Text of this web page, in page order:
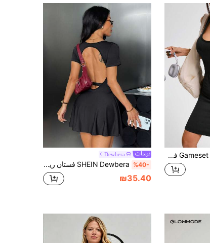
Gameset SHEIN Sport فستان رياضي مُحكم بياقة مربعة بدون أكمام ذو لون أحادي، فستان ضيق Dewbera
%40- SHEIN Dewbera فستان رياضي نسائي قطعة واحدة محبوك بدون خياطة بلون موحد، تصميم بدون ظهر، قماش صديق للبشرة، تنحيف وتشكيل، مناسب للرياضات الداخلية والخارجية، اليوغا، اللياقة البدنية، التنس، الجولف والأنشطة الأخرى
₪35.40